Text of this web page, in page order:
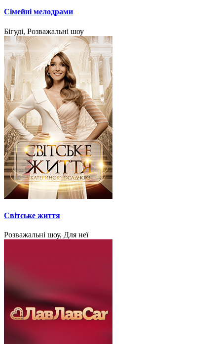
Сімейні мелодрами
Бігуді, Розважальні шоу
Світське життя
Розважальні шоу, Для неї